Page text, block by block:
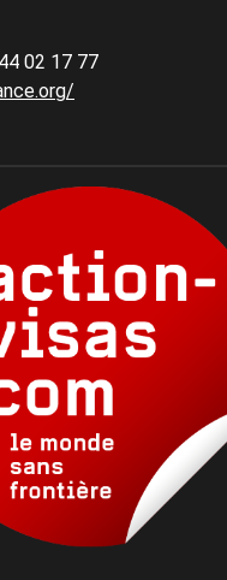
02 17 77